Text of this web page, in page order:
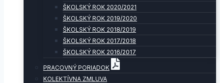
ŠKOLSKÝ ROK 2020/2021
ŠKOLSKÝ ROK 2019/2020
ŠKOLSKÝ ROK 2018/2019
ŠKOLSKÝ ROK 2017/2018
ŠKOLSKÝ ROK 2016/2017
PRACOVNÝ PORIADOK
KOLEKTÍVNA ZMLUVA